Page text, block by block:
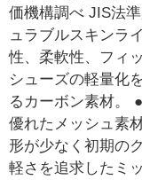
価機構調べ JIS法
ュラブルスキンラ
性、柔軟性、フィ
シューズの軽量化
るカーボン素材。
優れたメッシュ素
形が少なく初期の
軽さを追求したミ